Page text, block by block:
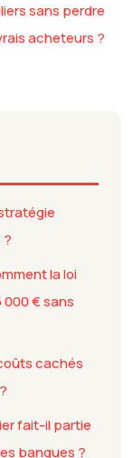
sans perdre
acheteurs ?
?
la loi
000 € sans
cachés
fait-il partie
banques ?